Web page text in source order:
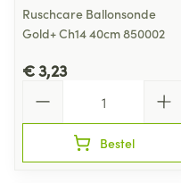
Ruschcare Ballonsonde
Gold+ Ch14 40cm 850002
€ 3,23
Bestel